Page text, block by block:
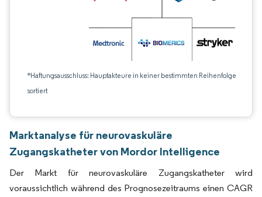
*Haftungsausschluss: Hauptakteure in keiner bestimmten Reihenfolge
sortiert
Marktanalyse für neurovaskuläre
Zugangskatheter von Mordor Intelligence
Der Markt für neurovaskuläre Zugangskatheter wird
voraussichtlich während des Prognosezeitraums einen CAGR